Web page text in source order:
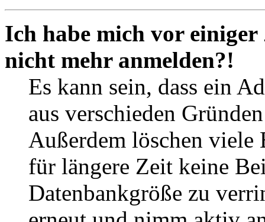
Ich habe mich vor
nicht mehr anmelden?!
Es kann sein, dass ein
aus verschieden
Außerdem löschen viele
für längere Zeit keine
Datenbankgröße zu